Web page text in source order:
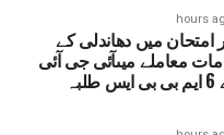
امتحان میں دھاندلی کے
معاملے میںآئی جی آئی
ایم ایس کے 6 ایم بی بی ایس طلبہ